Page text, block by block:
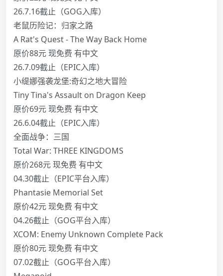
26.7.16截止（GOG入库）
老鼠历险记：归家之路
A Rat's Quest - The Way Back Home
原价88元 现免费 有中文
26.7.09截止（EPIC入库）
小缇娜强袭龙堡:奇幻之地大冒险
Tiny Tina's Assault on Dragon Keep
原价69元 现免费 有中文
26.6.04截止（EPIC入库）
全面战争：三国
Total War: THREE KINGDOMS
原价268元 现免费 有中文
04.30截止（EPIC平台入库）
Phantasie Memorial Set
原价42元 现免费 有中文
04.26截止（GOG平台入库）
XCOM: Enemy Unknown Complete Pack
原价80元 现免费 有中文
07.02截止（GOG平台入库）